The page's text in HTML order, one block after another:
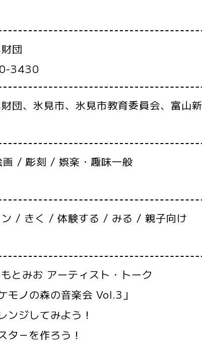
団
3430
団、氷見市、氷見市教育委員会、富山
/ 彫刻 / 娯楽・趣味一般
ン / きく / 体験する / みる / 親子向け
とみお アーティスト・トーク
モノの森の音楽会 Vol.3」
ンジしてみよう！
タ－を作ろう！